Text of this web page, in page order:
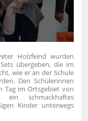
Holzfeind wurden
übergeben, die im
wie er an der Schule
Den Schülerinnen
Tag im Ortsgebiet von
schmackhaftes
Kinder unterwegs